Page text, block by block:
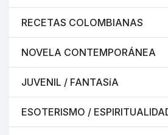
RECETAS COLOMBIANAS
NOVELA CONTEMPORÁNEA
JUVENIL / FANTASíA
ESOTERISMO /